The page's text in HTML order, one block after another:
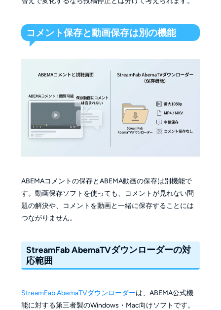
コメント保存と動画保存は別の機能
ABEMAコメントの保存とABEMA動画の保存は別機能で
す。動画保存ソフトを使っても、コメントが見れない問
題の解決や、コメントを動画と一緒に保存することには
つながりません。
StreamFab AbemaTVダウンローダーの対
応範囲
StreamFab AbemaTVダウンローダーは、ABEMA公式機
能に対する第三者製のWindows・Mac向けソフトです。